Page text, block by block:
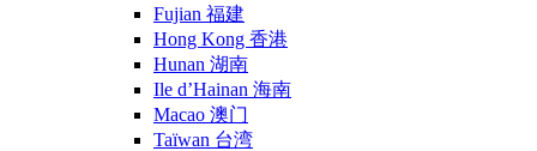
Fujian 福建
Hong Kong 香港
Hunan 湖南
Ile d’Hainan 海南
Macao 澳门
Taïwan 台湾